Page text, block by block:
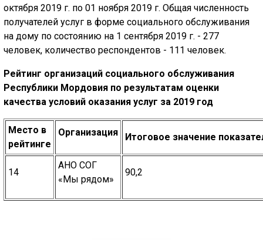
октября 2019 г. по 01 ноября 2019 г. Общая численность
получателей услуг в форме социального обслуживания
на дому по состоянию на 1 сентября 2019 г. - 277
человек, количество респондентов - 111 человек.
Рейтинг организаций социального обслуживания
Республики Мордовия по результатам оценки
качества условий оказания услуг за 2019 год
Место в
рейтинге
Организация Итоговое значение
14
АНО СОГ
«Мы рядом»
90,2